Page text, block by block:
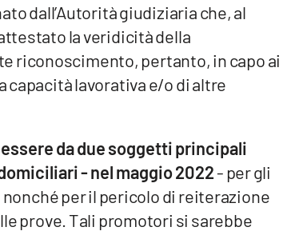
dall’Autorità giudiziaria che, al
la veridicità della
riconoscimento, pertanto, in capo ai
lavorativa e/o di altre
da due soggetti principali
- nel maggio 2022- per gli
per il pericolo di reiterazione
prove. Tali promotori si sarebbe